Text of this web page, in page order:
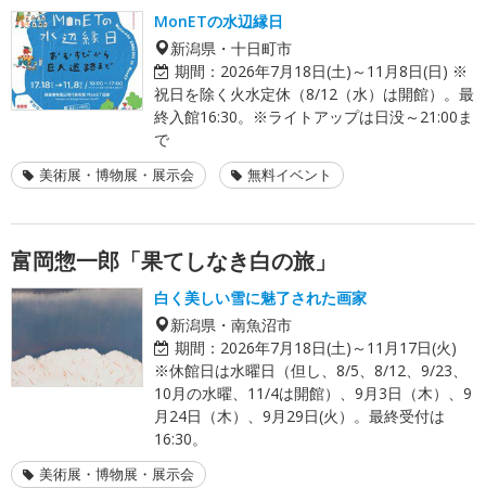
MonETの水辺縁日
新潟県・十日町市
期間： 2026年7月18日(土)～11月8日(日) ※
祝日を除く火水定休（8/12（水）は開館）。最
終入館16:30。※ライトアップは日没～21:00ま
で
美術展・博物展・展示会 無料イベント
富岡惣一郎「果てしなき白の旅」
白く美しい雪に魅了された画家
新潟県・南魚沼市
期間： 2026年7月18日(土)～11月17日(火)
※休館日は水曜日（但し、8/5、8/12、9/23、
10月の水曜、11/4は開館）、9月3日（木）、9
月24日（木）、9月29日(火）。最終受付は
16:30。
美術展・博物展・展示会